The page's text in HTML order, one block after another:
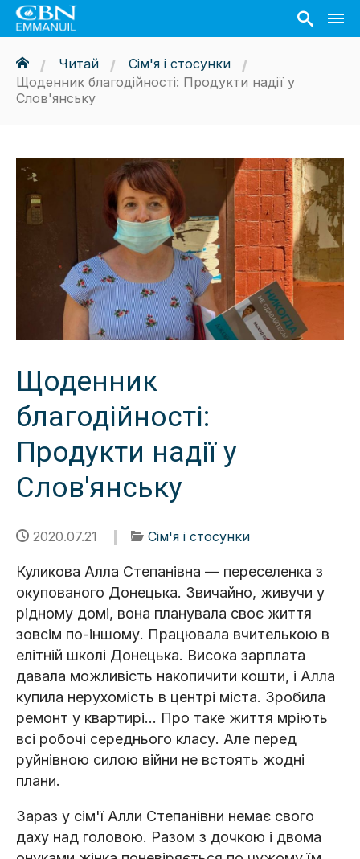
Читай
Сім'я і стосунки
Щоденник благодійності: Продукти надії у
Слов'янську
Щоденник
благодійності:
Продукти надії у
Слов'янську
2020.07.21 Сім'я і стосунки
Куликова Алла Степанівна — переселенка з
окупованого Донецька. Звичайно, живучи у
рідному домі, вона планувала своє життя
зовсім по-іншому. Працювала вчителькою в
елітній школі Донецька. Висока зарплата
давала можливість накопичити кошти, і Алла
купила нерухомість в центрі міста. Зробила
ремонт у квартирі... Про таке життя мріють
всі робочі середнього класу. Але перед
руйнівною силою війни не встоять жодні
плани.
Зараз у сім'ї Алли Степанівни немає свого
даху над головою. Разом з дочкою і двома